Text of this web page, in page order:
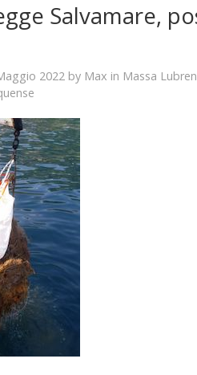
Salvamare,
2022 by Max in Massa